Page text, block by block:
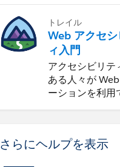
トレイル
Web アクセ
ィ入門
アクセシビリテ
ある人々が
ーションを利用
さらにヘルプを表示